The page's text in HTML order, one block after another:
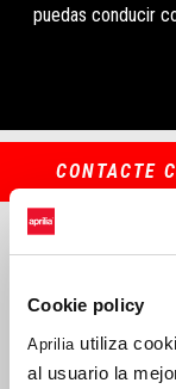
Cookie policy
Aprilia utiliza
al usuario la
puedas conducir
CONTACTE
QUÉ ES
A QUÉ
QUÉ INCLUYE/